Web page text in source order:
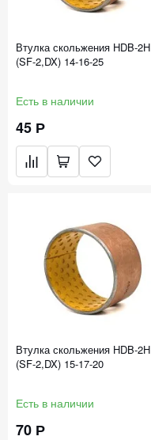
Втулка скольжения HDB-2H
(SF-2,DX) 14-16-25
Есть в наличии
45 Р
Втулка скольжения HDB-2H
(SF-2,DX) 15-17-20
Есть в наличии
70 Р